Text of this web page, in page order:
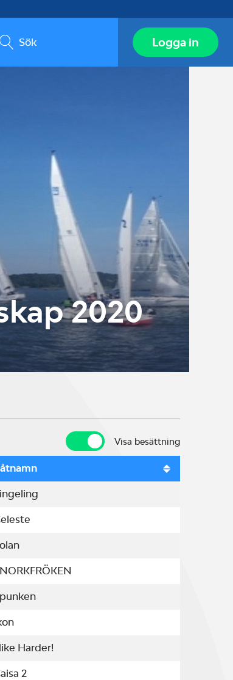
Sök Logga in
2020
Visa besättningVisa besättning
Harder!
2